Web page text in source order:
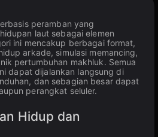
peramban yang
laut sebagai elemen
ini mencakup berbagai format,
arkade, simulasi memancing,
pertumbuhan makhluk. Semua
dapat dijalankan langsung di
dan sebagian besar dapat
perangkat seluler.
Hidup dan